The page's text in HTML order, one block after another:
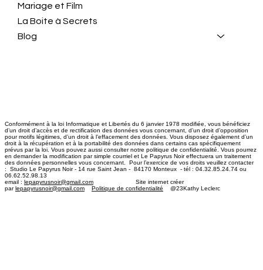
Mariage et Film
La Boite à Secrets
Blog
Conformément à la loi Informatique et Libertés du 6 janvier 1978 modifiée, vous bénéficiez
d’un droit d’accès et de rectification des données vous concernant, d’un droit d’opposition
pour motifs légitimes, d’un droit à l’effacement des données. Vous disposez également d’un
droit à la récupération et à la portabilité des données dans certains cas spécifiquement
prévus par la loi. Vous pouvez aussi consulter notre politique de confidentialité. Vous pourrez
en demander la modification par simple courriel et Le Papyrus Noir effectuera un traitement
des données personnelles vous concernant. Pour l’exercice de vos droits veuillez contacter
: Studio Le Papyrus Noir - 14 rue Saint Jean - 84170 Monteux - tél : 04.32.85.24.74 ou
06.62.52.98.13
email : lepapyrusnoir@gmail.com ​ Site internet créer
parlepapyrusnoir@gmail.com Politique de confidentialité @23Kathy Leclerc